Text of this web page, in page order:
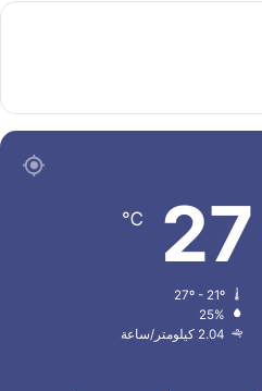
27
℃
25%
2.04 كيلومتر/ساعة